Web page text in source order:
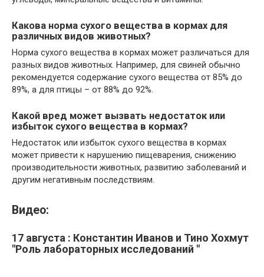
Какова норма сухого вещества в кормах для
различных видов животных?
Норма сухого вещества в кормах может различаться для
разных видов животных. Например, для свиней обычно
рекомендуется содержание сухого вещества от 85% до
89%, а для птицы – от 88% до 92%.
Какой вред может вызвать недостаток или
избыток сухого вещества в кормах?
Недостаток или избыток сухого вещества в кормах
может привести к нарушению пищеварения, снижению
производительности животных, развитию заболеваний и
другим негативным последствиям.
Видео:
17 августа : Константин Иванов и Тино Хохмут
"Роль лабораторных исследований "